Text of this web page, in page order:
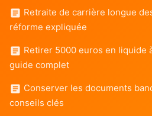
Retraite de carrière longue
réforme expliquée
Retirer 5000 euros en liquide
guide complet
Conserver les documents
conseils clés